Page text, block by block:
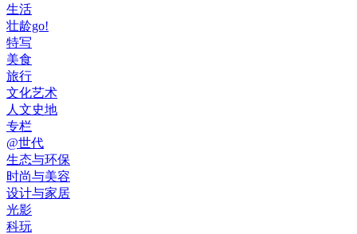
生活
壮龄go!
特写
美食
旅行
文化艺术
人文史地
专栏
@世代
生态与环保
时尚与美容
设计与家居
光影
科玩